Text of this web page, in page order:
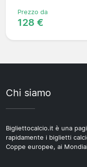
Prezzo da
128 €
Chi siamo
Bigliettocalcio.it è una
rapidamente i biglietti
Coppe europee, ai